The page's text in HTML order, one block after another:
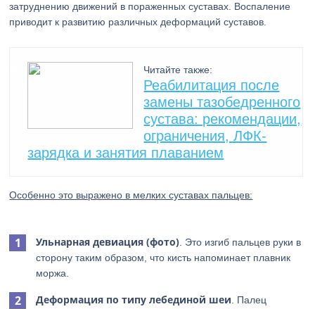
затруднению движений в пораженных суставах. Воспаление
приводит к развитию различных деформаций суставов.
Читайте также:
Реабилитация после
замены тазобедренного
сустава: рекомендации,
ограничения, ЛФК-
зарядка и занятия плаванием
Особенно это выражено в мелких суставах пальцев:
Ульнарная девиация (фото) . Это изгиб пальцев руки в
сторону таким образом, что кисть напоминает плавник
моржа.
Деформация по типу лебединой шеи . Палец